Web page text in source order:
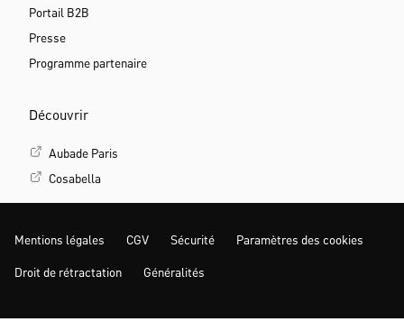
Portail B2B
Presse
Programme partenaire
Découvrir
Aubade Paris
Cosabella
Mentions légales CGV Sécurité Paramètres des cookies
Droit de rétractation Généralités